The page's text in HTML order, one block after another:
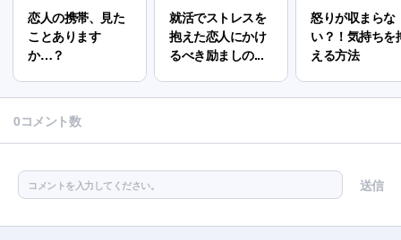
恋人の携帯、見た
ことあります
か…？
就活でストレスを
抱えた恋人にかけ
るべき励ましの...
怒りが収まらな
い？！気持ちを
える方法
0コメント数
コメントを入力してください。 送信